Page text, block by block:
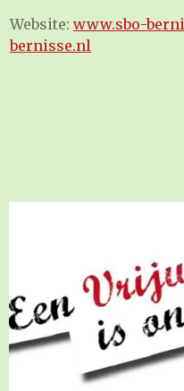
Website: www.sbo-
bernisse.nl